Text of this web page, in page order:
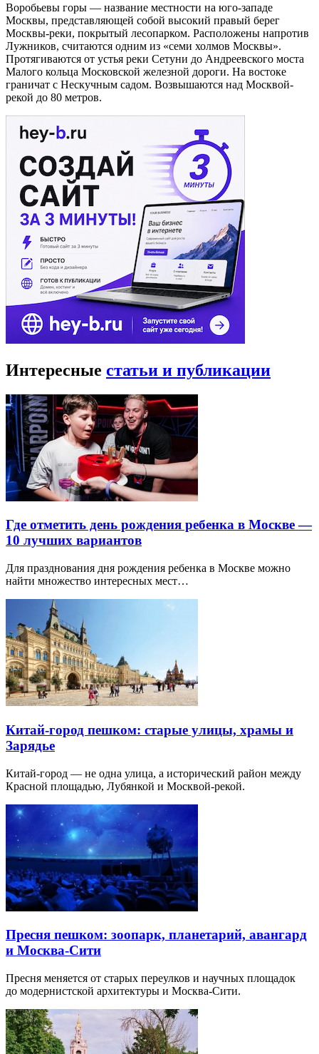
Воробьевы горы — название местности на юго-западе
Москвы, представляющей собой высокий правый берег
Москвы-реки, покрытый лесопарком. Расположены напротив
Лужников, считаются одним из «семи холмов Москвы».
Протягиваются от устья реки Сетуни до Андреевского моста
Малого кольца Московской железной дороги. На востоке
граничат с Нескучным садом. Возвышаются над Москвой-
рекой до 80 метров.
Интересные статьи и публикации
Где отметить день рождения ребенка в Москве —
10 лучших вариантов
Для празднования дня рождения ребенка в Москве можно
найти множество интересных мест…
Китай-город пешком: старые улицы, храмы и
Зарядье
Китай-город — не одна улица, а исторический район между
Красной площадью, Лубянкой и Москвой-рекой.
Пресня пешком: зоопарк, планетарий, авангард
и Москва-Сити
Пресня меняется от старых переулков и научных площадок
до модернистской архитектуры и Москва-Сити.